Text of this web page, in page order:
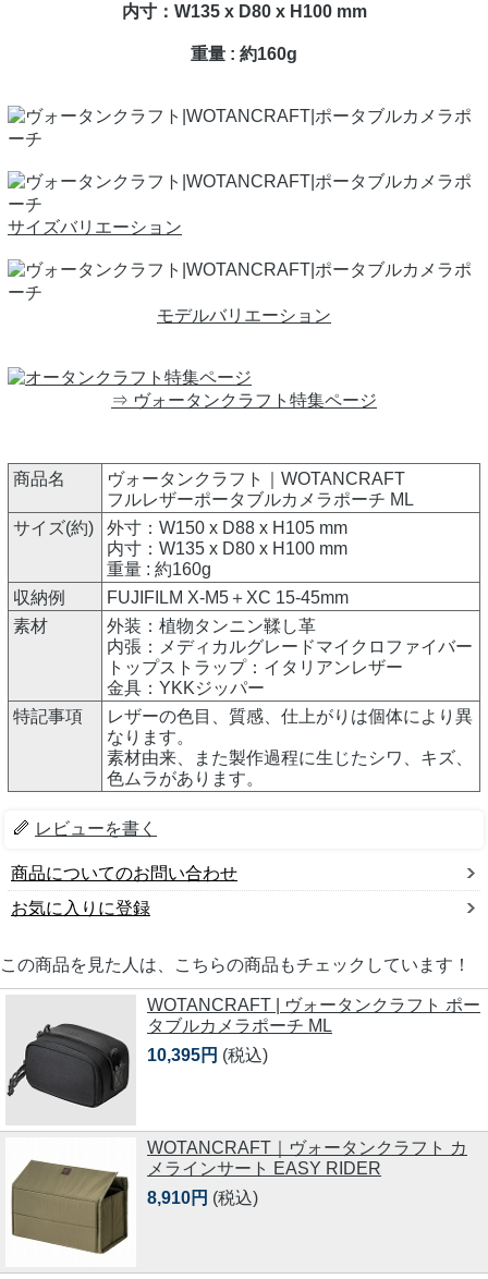
内寸：W135 x D80 x H100 mm
重量 : 約160g
サイズバリエーション
モデルバリエーション
⇒ ヴォータンクラフト特集ページ
商品名
ヴォータンクラフト｜WOTANCRAFT
フルレザーポータブルカメラポーチ ML
サイズ(約)
外寸：W150 x D88 x H105 mm
内寸：W135 x D80 x H100 mm
重量 : 約160g
収納例
FUJIFILM X-M5＋XC 15-45mm
素材
外装：植物タンニン鞣し革
内張：メディカルグレードマイクロファイバー
トップストラップ：イタリアンレザー
金具：YKKジッパー
特記事項
レザーの色目、質感、仕上がりは個体により異
なります。
素材由来、また製作過程に生じたシワ、キズ、
色ムラがあります。
レビューを書く
商品についてのお問い合わせ
お気に入りに登録
この商品を見た人は、こちらの商品もチェックしています！
WOTANCRAFT | ヴォータンクラフト ポー
タブルカメラポーチ ML
10,395円 (税込)
WOTANCRAFT｜ヴォータンクラフト カ
メラインサート EASY RIDER
8,910円 (税込)